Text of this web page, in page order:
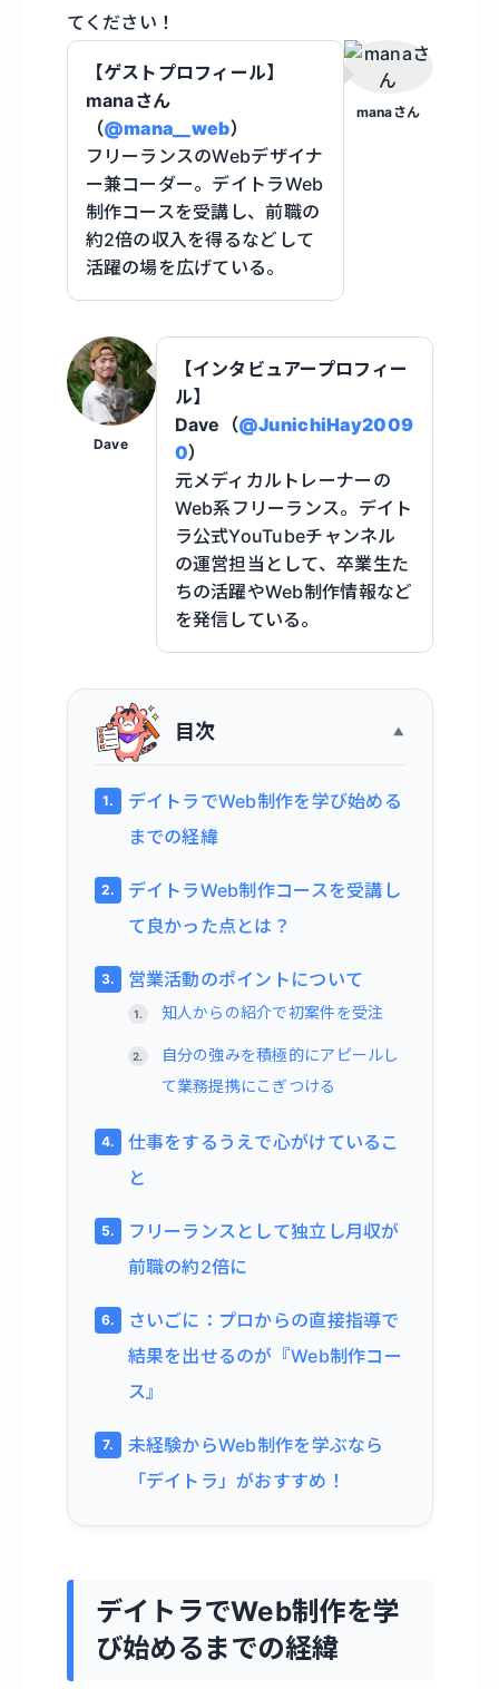
てください！
manaさん
【ゲストプロフィール】
manaさん
（@mana__web）
フリーランスのWebデザイナ
ー兼コーダー。デイトラWeb
制作コースを受講し、前職の
約2倍の収入を得るなどして
活躍の場を広げている。
Dave
【インタビュアープロフィー
ル】
Dave（@JunichiHay2009
0）
元メディカルトレーナーの
Web系フリーランス。デイト
ラ公式YouTubeチャンネル
の運営担当として、卒業生た
ちの活躍やWeb制作情報など
を発信している。
目次
デイトラでWeb制作を学び始める
までの経緯
デイトラWeb制作コースを受講し
て良かった点とは？
営業活動のポイントについて
知人からの紹介で初案件を受注
自分の強みを積極的にアピールし
て業務提携にこぎつける
仕事をするうえで心がけているこ
と
フリーランスとして独立し月収が
前職の約2倍に
さいごに：プロからの直接指導で
結果を出せるのが『Web制作コー
ス』
未経験からWeb制作を学ぶなら
「デイトラ」がおすすめ！
デイトラでWeb制作を学
び始めるまでの経緯